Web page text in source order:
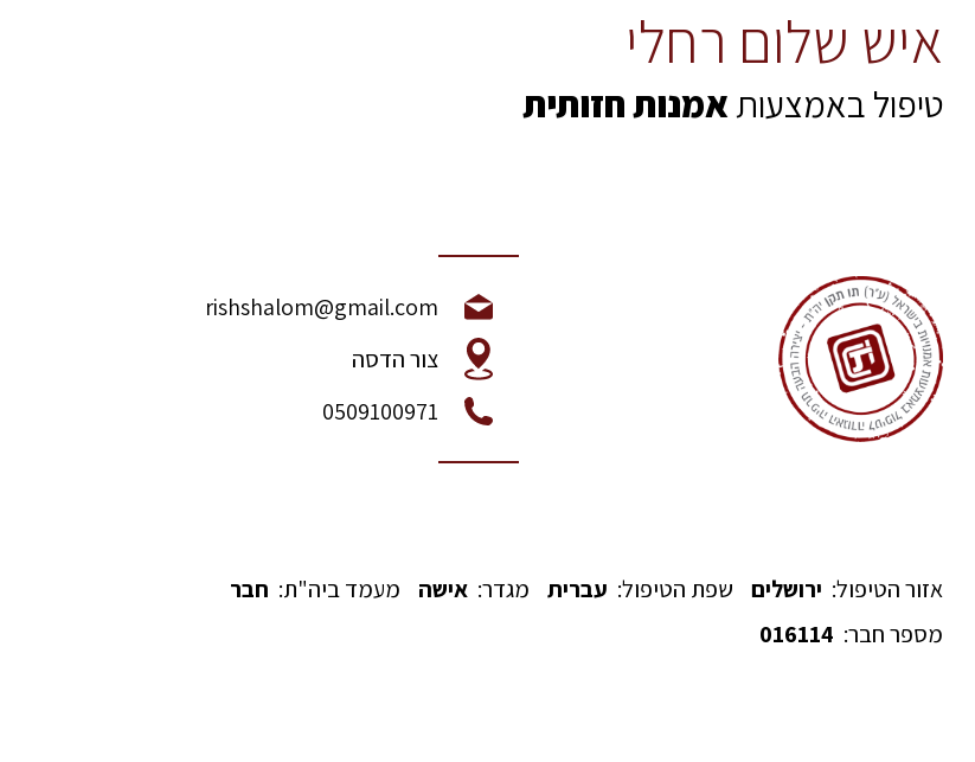
איש שלום רחלי
טיפול באמצעותאמנות חזותית
rishshalom@gmail.com
צור הדסה
0509100971
אזור הטיפול: ירושלים שפת הטיפול: עברית מגדר: אישה מעמד ביה"ת: חבר
מספר חבר: 016114